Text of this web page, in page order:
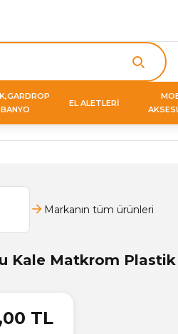
EL ALETLERİ
Markanın tüm ürünleri
Kale Matkrom
TL